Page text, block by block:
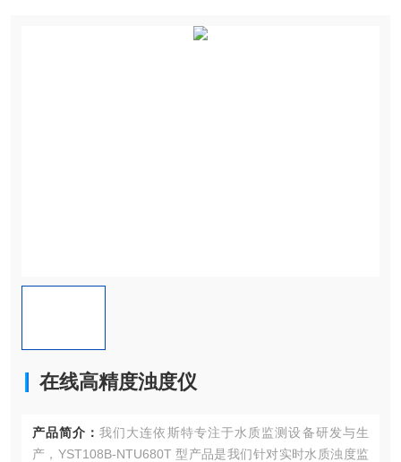
在线高精度浊度仪
产品简介： 我们大连依斯特专注于水质监测设备研发与生
产，YST108B-NTU680T 型产品是我们针对实时水质浊度监